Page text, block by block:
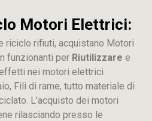
Motori Elettrici:
riciclo rifiuti, acquistano Motori
funzionanti per Riutilizzare e
nei motori elettrici
Fili di rame, tutto materiale di
L’acquisto dei motori
rilasciando presso le